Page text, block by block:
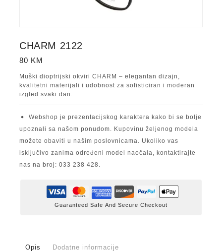
CHARM 2122
80 KM
Muški dioptrijski okviri CHARM – elegantan dizajn,
kvalitetni materijali i udobnost za sofisticiran i moderan
izgled svaki dan.
Webshop je prezentacijskog karaktera kako bi se bolje
upoznali sa našom ponudom. Kupovinu željenog modela
možete obaviti u našim poslovnicama. Ukoliko vas
isključivo zanima određeni model naočala, kontaktirajte
nas na broj: 033 238 428.
Guaranteed Safe And Secure Checkout
Opis Dodatne informacije